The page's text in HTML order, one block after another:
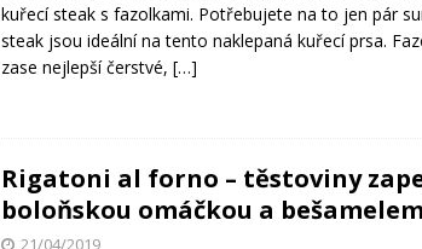
kuřecí steak s fazolkami. Potřebujete na to jen pár
steak jsou ideální na tento naklepaná kuřecí prsa.
zase nejlepší čerstvé, […]
Rigatoni al forno – těstoviny
boloňskou omáčkou a bešamelem
21/04/2019